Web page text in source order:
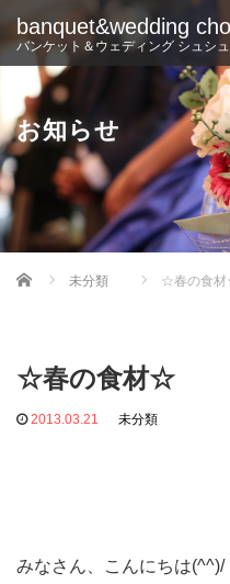
banquet&wedding
バンケット＆ウェディング シュシュ
お知らせ
Home 未分類 ☆春の食
☆春の食材☆
2013.03.21 未分類
みなさん、こんにちは(^^)/